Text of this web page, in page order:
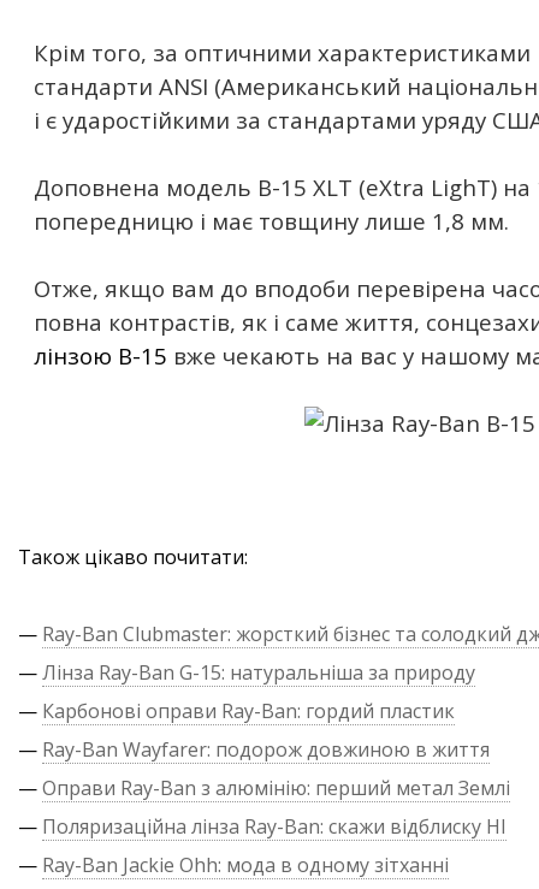
Крім того, за оптичними
стандарти ANSI (Американський
і є ударостійкими за стандартами уряду
Доповнена модель B-15 XLT (eXtra LighT)
попередницю і має товщину лише 1,8 мм.
Отже, якщо вам до вподоби перевірена
повна контрастів, як і саме життя,
лінзою B-15 вже чекають на вас у нашому
Також цікаво почитати:
— Ray-Ban Clubmaster: жорсткий бізнес та солодкий
—Лінза Ray-Ban G-15: натуральніша за природу
— Карбонові оправи Ray-Ban: гордий пластик
— Ray-Ban Wayfarer: подорож довжиною в життя
—Оправи Ray-Ban з алюмінію: перший метал Землі
— Поляризаційна лінза Ray-Ban: скажи відблиску НІ
— Ray-Ban Jackie Ohh: мода в одному зітханні